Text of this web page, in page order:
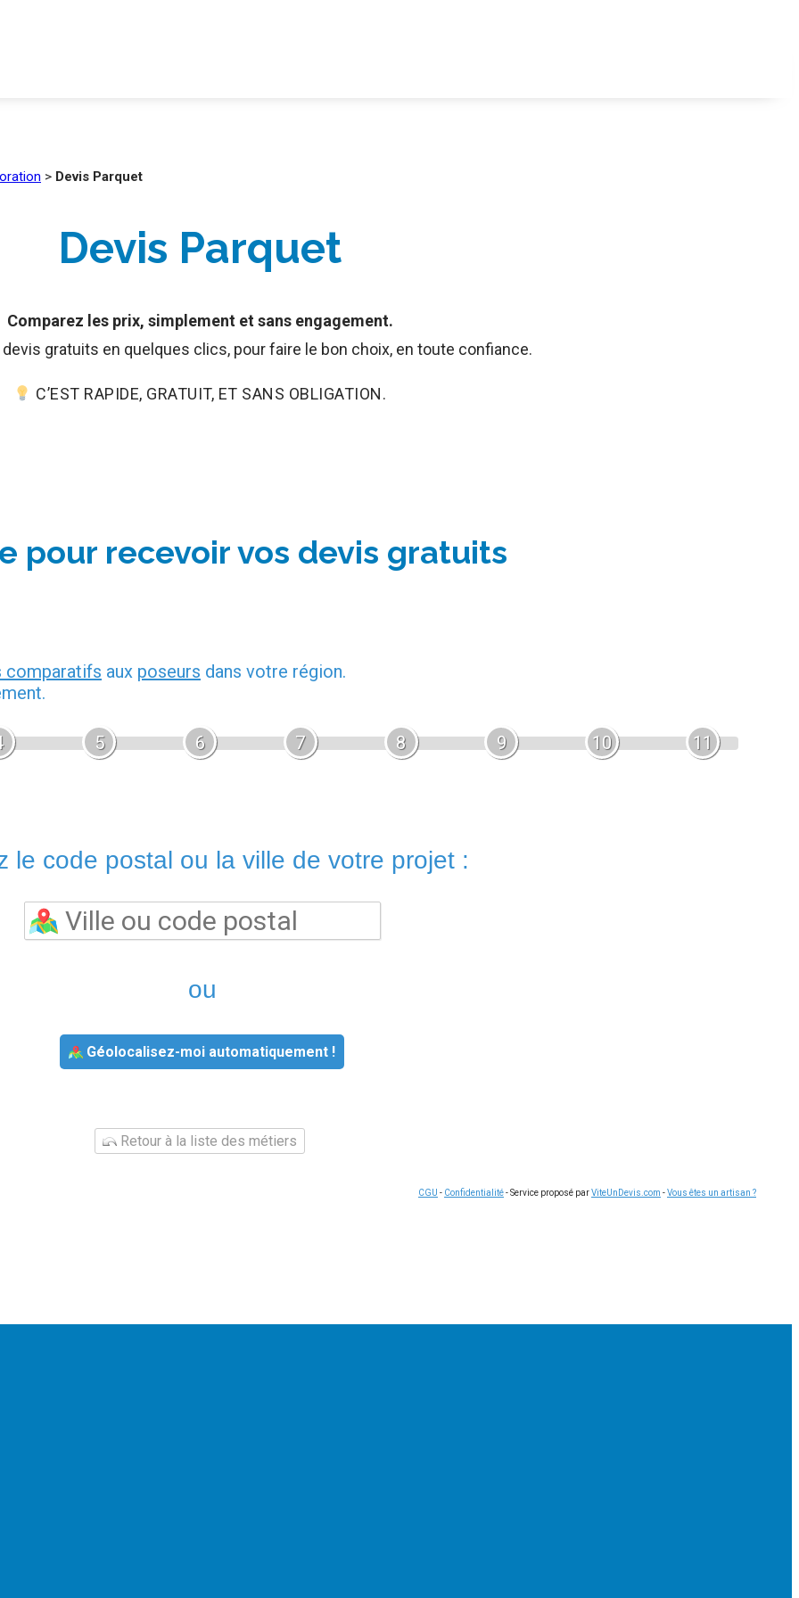
> Devis Parquet
Devis Parquet
Comparez les prix, simplement et sans engagement.
gratuits en quelques clics, pour faire le bon choix, en toute confiance.
C’EST RAPIDE, GRATUIT, ET SANS OBLIGATION.
pour recevoir vos devis gratuits
comparatifs aux poseurs dans votre région.
5 6 7 8 9 10 11
le code postal ou la ville de votre projet :
ou
Géolocalisez-moi automatiquement !
Retour à la liste des métiers
CGU - Confidentialité- Service proposé parViteUnDevis.com -Vous êtes un artisan ?